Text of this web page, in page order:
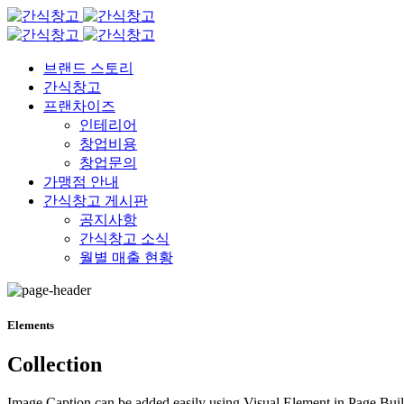
브랜드 스토리
간식창고
프랜차이즈
인테리어
창업비용
창업문의
가맹점 안내
간식창고 게시판
공지사항
간식창고 소식
월별 매출 현황
Elements
Collection